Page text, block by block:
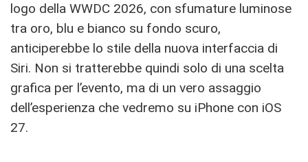
logo della WWDC 2026, con sfumature luminose
tra oro, blu e bianco su fondo scuro,
anticiperebbe lo stile della nuova interfaccia di
Siri. Non si tratterebbe quindi solo di una scelta
grafica per l’evento, ma di un vero assaggio
dell’esperienza che vedremo su iPhone con iOS
27.